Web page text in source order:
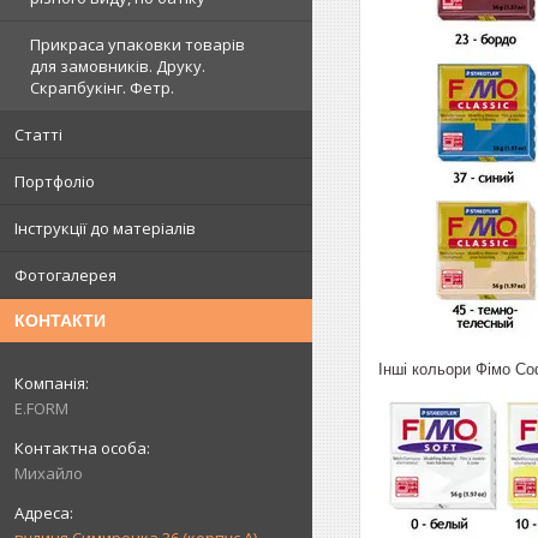
Прикраса упаковки товарів
для замовників. Друку.
Скрапбукінг. Фетр.
Статті
Портфоліо
Інструкції до матеріалів
Фотогалерея
КОНТАКТИ
E.FORM
Михайло
Інші кольори Фімо